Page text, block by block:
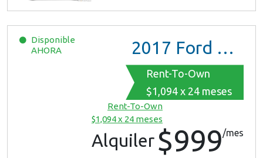
Disponible
AHORA
2017 Ford Mustang
Rent-To-Own
$1,094 x 24 meses
Rent-To-Own
$1,094 x 24 meses
Alquiler $999/mes